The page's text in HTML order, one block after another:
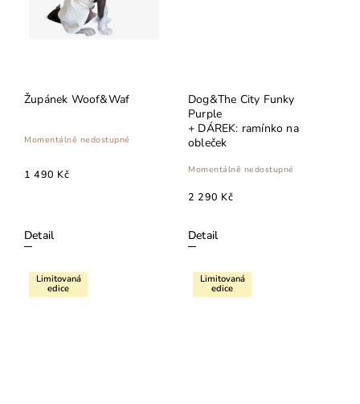
Župánek Woof&Waf
Momentálně nedostupné
1 490 Kč
Detail
Dog&The City Funky
Purple
+ DÁREK: ramínko na
obleček
Momentálně nedostupné
2 290 Kč
Detail
Limitovaná
edice
Limitovaná
edice